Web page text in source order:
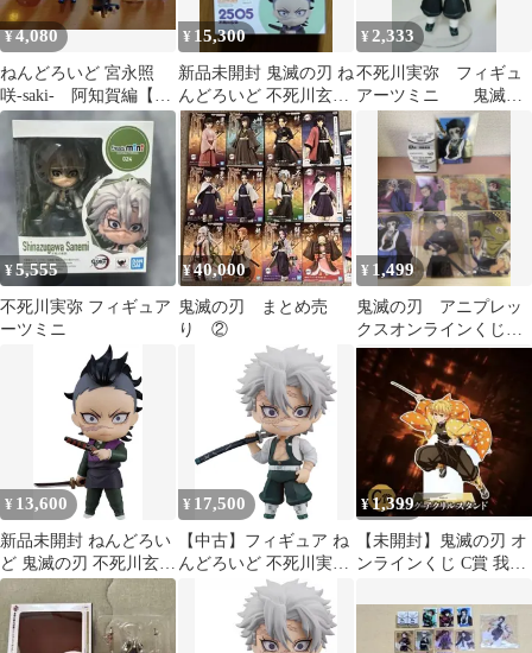
¥4,080
ねんどろいど 宮永照
咲‐saki‐ 阿知賀編【訳
あり品】
¥ 15,300
新品未開封 鬼滅の刃 ね
んどろいど 不死川玄弥
フィギュア
¥ 2,333
不死川実弥 フィギュ
アーツミニ 鬼滅の
¥5,555
不死川実弥 フィギュア
ーツミニ
¥40,000
鬼滅の刃 まとめ売
り ②
¥ 1,499
鬼滅の刃 アニプレッ
クスオンラインくじ
D賞我妻善逸ねんどろ
いどさぷらいず他
¥ 13,600
新品未開封 ねんどろい
ど 鬼滅の刃 不死川玄弥
ノンスケール プラスチ
ック製 塗装済み可動フ
ィギュア
¥ 17,500
【中古】フィギュア ね
んどろいど 不死川実弥
「鬼滅の刃」
¥1,399
【未開封】鬼滅の刃 オ
ンラインくじ C賞 我妻
タンド㉒